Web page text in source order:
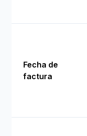
Fecha de
factura